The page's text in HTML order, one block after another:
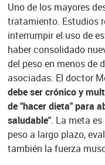
Uno de los mayores
tratamiento. Estudios
interrumpir el uso de
haber consolidado
del peso en menos de
asociadas. El doctor
debe ser crónico y
de "hacer dieta" para
saludable". La meta
peso a largo plazo,
también la fuerza